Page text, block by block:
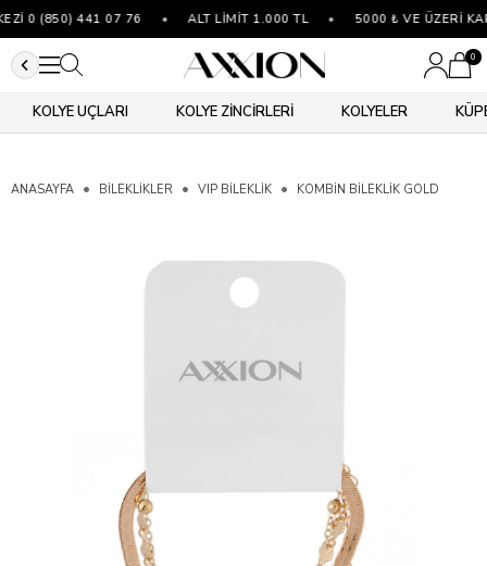
0 (850) 441 07 76 ALT LİMİT 1.000 TL 5000 ₺ VE ÜZERİ
0
KOLYE UÇLARI KOLYE ZİNCİRLERİ KOLYELER
ANASAYFA BİLEKLİKLER VIP BILEKLIK KOMBIN BILEKLIK GOLD